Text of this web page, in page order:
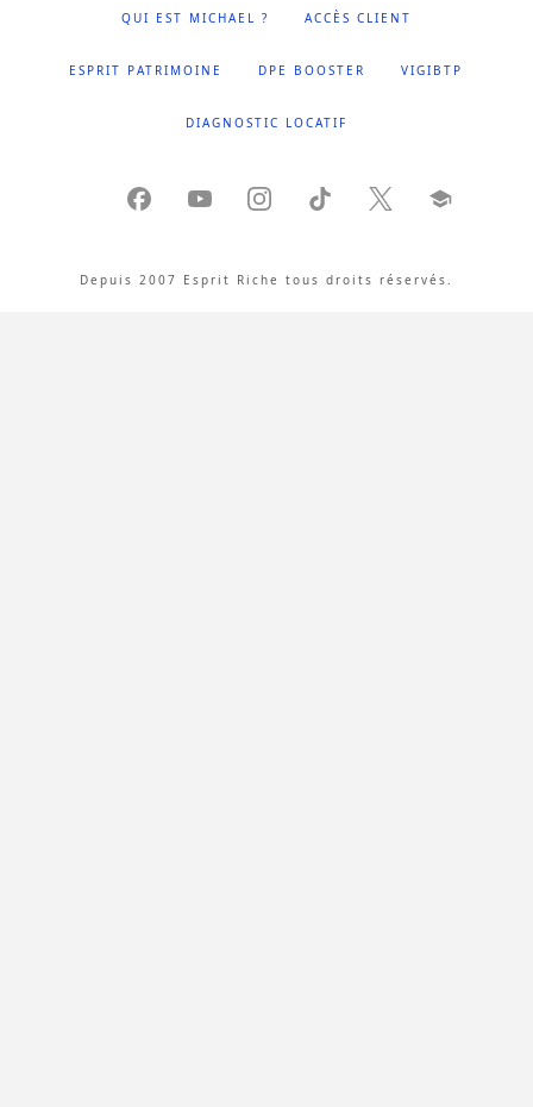
QUI EST MICHAEL ? ACCÈS CLIENT
ESPRIT PATRIMOINE DPE BOOSTER VIGIBTP
DIAGNOSTIC LOCATIF
Depuis 2007 Esprit Riche tous droits réservés.